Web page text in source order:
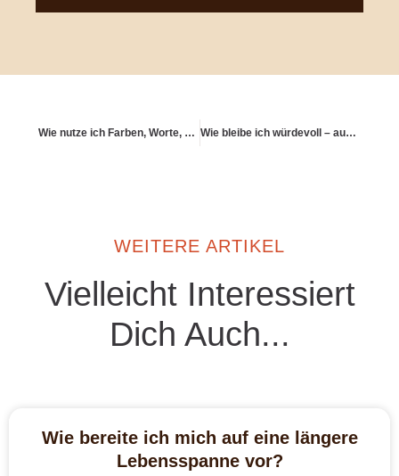
Wie nutze ich Farben, Worte, Bilder zur Motivation? Wie bleibe ich würdevoll – auch mit Schwächen?
WEITERE ARTIKEL
Vielleicht Interessiert
Dich Auch...
Wie bereite ich mich auf eine längere
Lebensspanne vor?